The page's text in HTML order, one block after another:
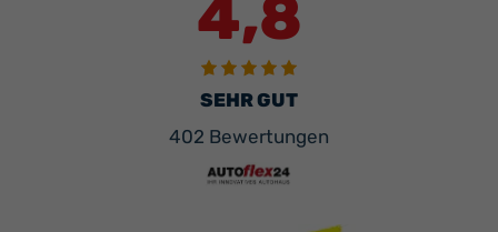
4,8
SEHR GUT
402 Bewertungen